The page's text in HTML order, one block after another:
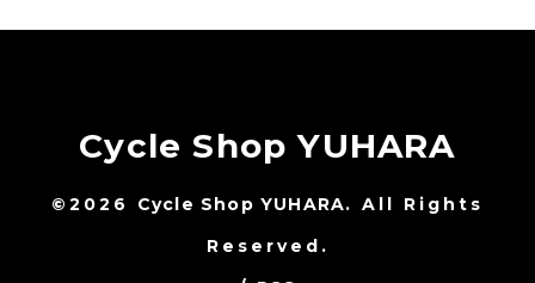
Cycle Shop YUHARA
©2026 Cycle Shop YUHARA. All Rights
Reserved.